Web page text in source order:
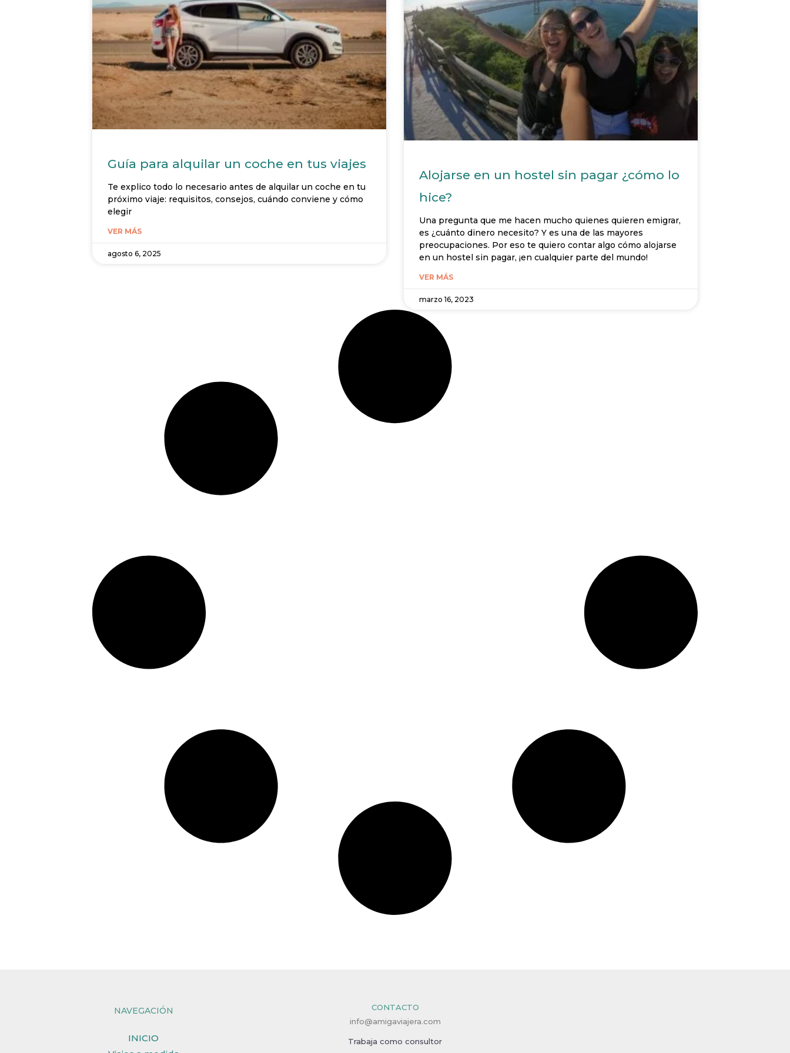
Guía para alquilar un coche en tus viajes
Te explico todo lo necesario antes de alquilar un coche en tu
próximo viaje: requisitos, consejos, cuándo conviene y cómo
elegir
VER MÁS
agosto 6, 2025
Alojarse en un hostel sin pagar ¿cómo lo
hice?
Una pregunta que me hacen mucho quienes quieren emigrar,
es ¿cuánto dinero necesito? Y es una de las mayores
preocupaciones. Por eso te quiero contar algo cómo alojarse
en un hostel sin pagar, ¡en cualquier parte del mundo!
VER MÁS
marzo 16, 2023
NAVEGACIÓN
INICIO
CONTACTO
info@amigaviajera.com
Trabaja como consultor